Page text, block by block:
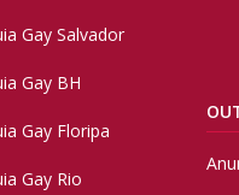
Gay Salvador
Gay BH
Gay Floripa
Gay Rio